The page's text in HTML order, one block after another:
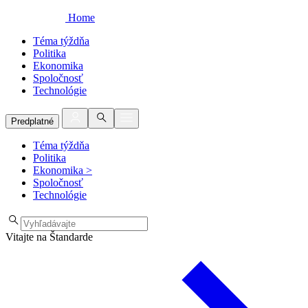
Home
Téma týždňa
Politika
Ekonomika
Spoločnosť
Technológie
Predplatné
Téma týždňa
Politika
Ekonomika >
Spoločnosť
Technológie
Vitajte na Štandarde